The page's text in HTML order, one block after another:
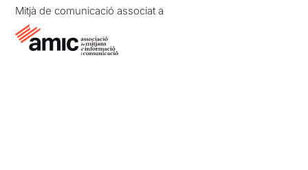
Mitjà de comunicació associat a